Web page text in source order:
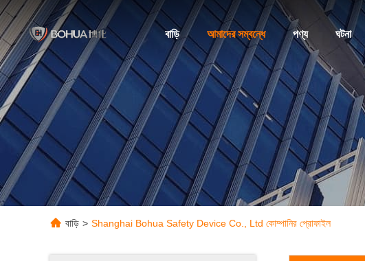
বাড়ি আমাদের সম্বন্ধে পণ্য ঘটনা
বাড়ি > Shanghai Bohua Safety Device Co., Ltd কোম্পানির প্রোফাইল